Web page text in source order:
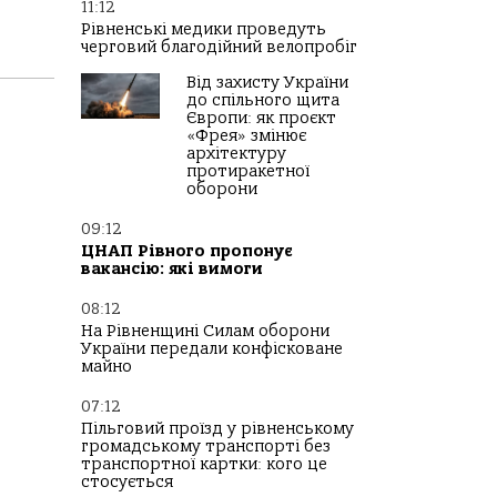
11:12
Рівненські медики проведуть
черговий благодійний велопробіг
Від захисту України
до спільного щита
Європи: як проєкт
«Фрея» змінює
архітектуру
протиракетної
оборони
09:12
ЦНАП Рівного пропонує
вакансію: які вимоги
08:12
На Рівненщині Силам оборони
України передали конфісковане
майно
07:12
Пільговий проїзд у рівненському
громадському транспорті без
транспортної картки: кого це
стосується